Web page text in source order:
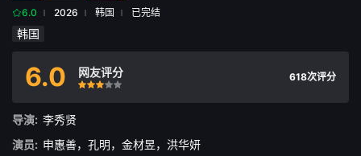
6.0 2026 韩国 已完结
韩国
6.0
网友评分
很差较差还行
推荐
力荐
618次评分
导演: 李秀贤
演员: 申惠善， 孔明， 金材昱， 洪华妍